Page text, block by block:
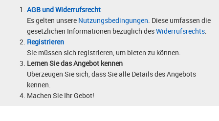
AGB und Widerrufsrecht
Es gelten unsere Nutzungsbedingungen. Diese umfassen die
gesetzlichen Informationen bezüglich desWiderrufsrechts.
Registrieren
Sie müssen sich registrieren, um bieten zu können.
Lernen Sie das Angebot kennen
Überzeugen Sie sich, dass Sie alle Details des Angebots
kennen.
Machen Sie Ihr Gebot!